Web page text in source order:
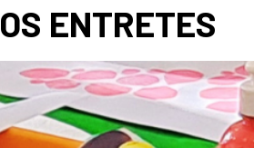
ENTRETES